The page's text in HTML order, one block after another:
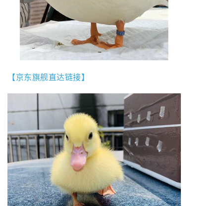
【京东旗舰直达链接】